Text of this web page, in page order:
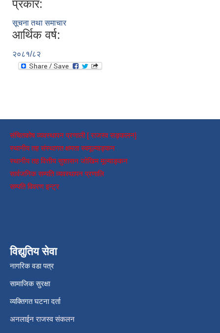
प्रकार:
सूचना तथा समाचार
आर्थिक वर्ष:
२०८१/८२
संचितकोष व्यवस्थापन प्रणाली [ राजस्व सङ्कलन]
स्थानीय तह संस्थागत क्षमता स्वमूल्याङ्कन
स्थानीय तह वित्तीय सुशासन जोखिम मूल्याङ्कन
सार्वजनिक सम्पति व्यवस्थापन प्रणालि
सम्पति विवरण इन्ट्र
विद्युतिय सेवा
नागरिक वडा पत्र
सामाजिक सुरक्षा
व्यक्तिगत घटना दर्ता
अनलाईन राजस्व संकलन